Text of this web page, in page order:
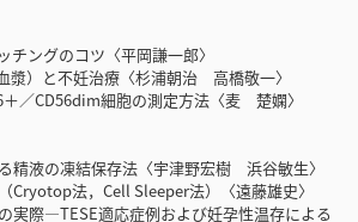
ングのコツ〈平岡謙一郎〉
）と不妊治療〈杉浦朝治 高橋敬一〉
／CD56dim細胞の測定方法〈麦 楚嫻〉
液の凍結保存法〈宇津野宏樹 浜谷敏生〉
法，Cell Sleeper法）〈遠藤雄史〉
際―TESE適応症例および妊孕性温存による